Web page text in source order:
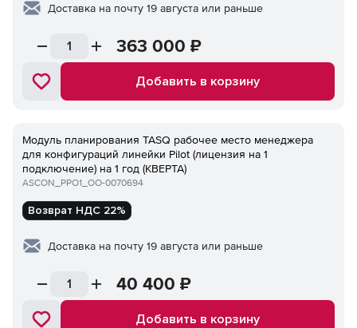
Доставка на почту 19 августа или раньше
363 000 ₽
Добавить в корзину
Модуль планирования TASQ рабочее место менеджера
для конфигураций линейки Pilot (лицензия на 1
подключение) на 1 год (КВЕРТА)
ASCON_PPO1_ОО-0070694
Возврат НДС 22%
Доставка на почту 19 августа или раньше
40 400 ₽
Добавить в корзину